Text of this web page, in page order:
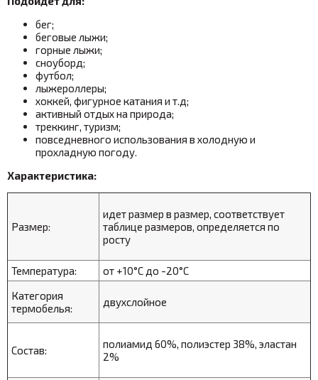
бег;
беговые лыжи;
горные лыжи;
сноуборд;
футбол;
лыжероллеры;
хоккей, фигурное катания и т.д;
активный отдых на природа;
треккинг, туризм;
повседневного использования в холодную и
прохладную погоду.
Характеристика:
Размер:
идет размер в размер, соответствует
таблице размеров, определяется по
росту
Температура:
от +10°С до -20°С
Категория
термобелья:
двухслойное
Состав:
полиамид 60%, полиэстер 38%, эластан
2%